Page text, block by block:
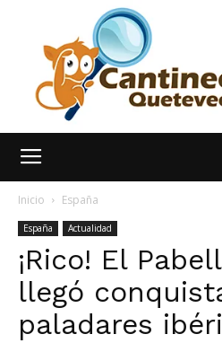
hoy
Inicio España
España Actualidad
¡Rico! El
llegó
paladares